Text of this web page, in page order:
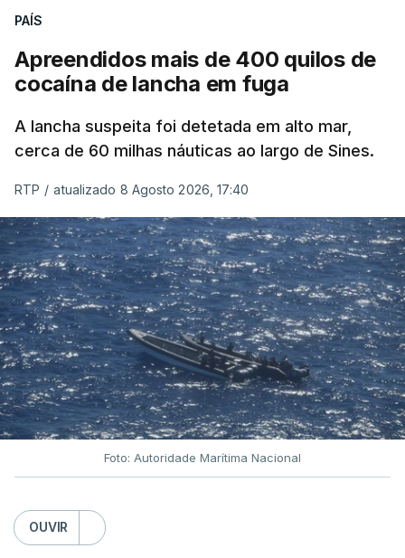
PAÍS
Apreendidos mais de 400 quilos de
cocaína de lancha em fuga
A lancha suspeita foi detetada em alto mar,
cerca de 60 milhas náuticas ao largo de Sines.
RTP / atualizado 8 Agosto 2026, 17:40
Foto: Autoridade Marítima Nacional
OUVIR